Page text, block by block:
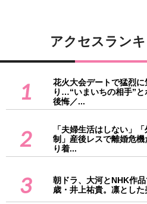
アクセスラン
1
花火大会デートで猛烈に
り…“いまいちの相手”
後悔／...
2
「夫婦生活はしない」
制」産後レスで離婚危
り着...
3
朝ドラ、大河とNHK作
歳・井上祐貴。凛とし